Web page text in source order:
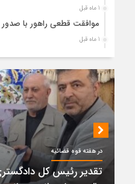
1 ماه قبل
موافقت قطعی راهور با صدور
1 ماه قبل
حضور میدانی واحد ثبتی دیر
رایگان برای کاهش مراجعات
1 ماه قبل
دبیر ستاد بزرگداشت هفته
کمربندی دیر؛ مسیر نجاتی
پتروشیمی نوری بر سکوی طلای BRICS 2026 ایستاد
1 ماه قبل
در هفته قوه قضائیه
تقدیر رئیس کل